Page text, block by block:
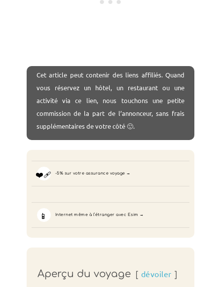
Cetarticle peut contenir des liens affiliés. Quand
vous réservez un hôtel, un restaurant ou une
activité via ce lien, nous touchons une petite
commission de la part de l’annonceur, sans frais
supplémentaires de votre côté 🙂.
❤️‍🩹 -5% sur votre assurance voyage
📱 Internet même à l’étranger avec Esim
Aperçu du voyage dévoiler